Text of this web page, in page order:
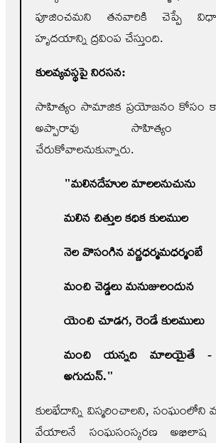
పూజించమని తనవారికి చెప్పే
హృదయాన్ని ద్రవింప చేస్తుంది.
కులవ్యవస్థపై నిరసన:
సాహిత్యం సామాజిక ప్రయోజనం కోసం
అప్పారావు సాహిత్యం
చేరుకోవాలనుకున్నారు.
"మలినదేహుల మాలలనుచును
మలిన చిత్తుల కధిక కులముల
నెల వొసంగిన వర్ణధర్మమధర్మంబే
మంచి చెడ్డలు మనుజులందున
యెంచి చూడగ, రెండే కులములు
మంచి యన్నది మాలయైతే -
అగుదున్."
కులభేదాన్ని విస్మరించాలని, సంఘంలోని
వేయాలనే సంఘసంస్కరణ అభిలాష